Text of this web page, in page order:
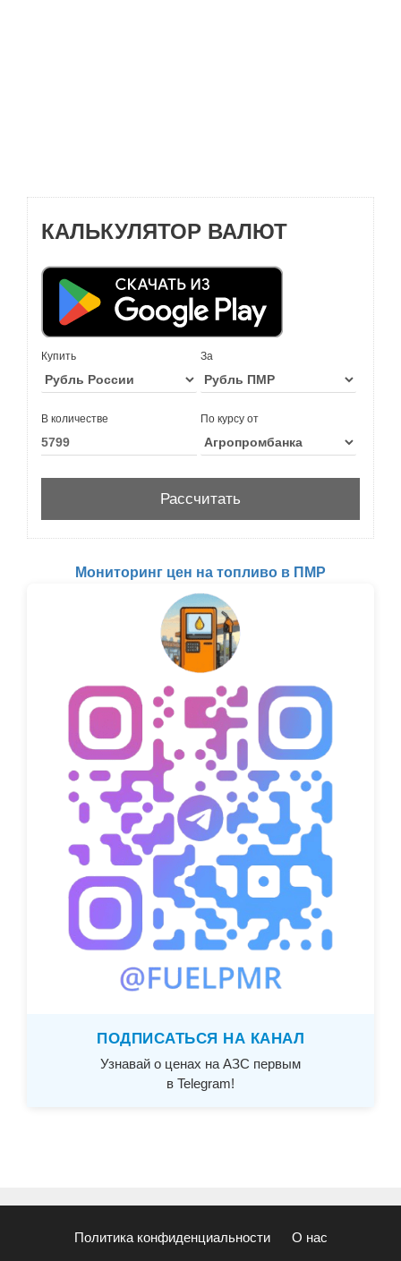
КАЛЬКУЛЯТОР ВАЛЮТ
Купить За
В количестве По курсу от
Мониторинг цен на топливо в ПМР
ПОДПИСАТЬСЯ НА КАНАЛ
Узнавай о ценах на АЗС первым
в Telegram!
Политика конфиденциальности О нас